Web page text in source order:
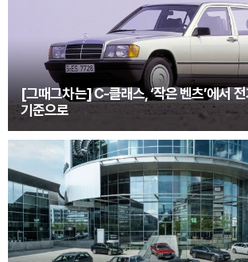
[그때그차는] C-클래스, ‘작은 벤츠’에서
기준으로